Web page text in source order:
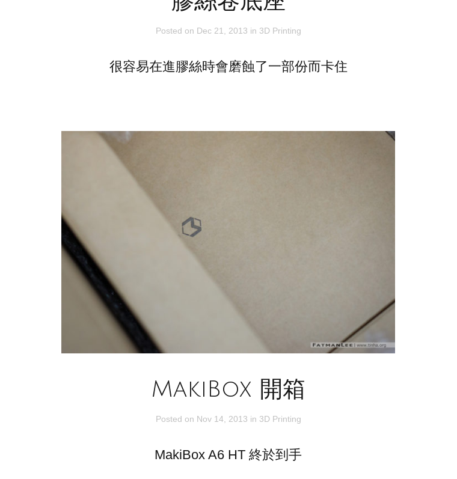
Posted on Dec 21, 2013 in 3D Printing
很容易在進膠絲時會磨蝕了一部份而卡住
MakiBox 開箱
Posted on Nov 14, 2013 in 3D Printing
MakiBox A6 HT 終於到手